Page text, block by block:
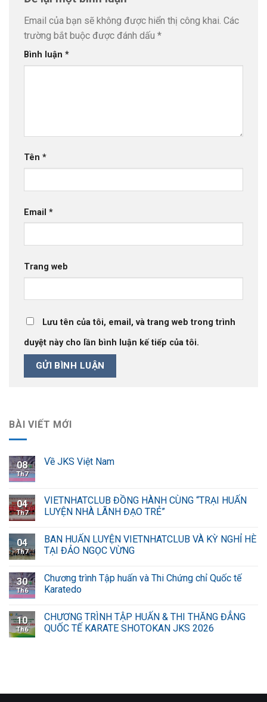
BÀI VIẾT MỚI
08
Th7
Về JKS Việt Nam
04
Th7
VIETNHATCLUB ĐỒNG HÀNH CÙNG “TRẠI HUẤN
LUYỆN NHÀ LÃNH ĐẠO TRẺ”
04
Th7
BAN HUẤN LUYỆN VIETNHATCLUB VÀ KỲ NGHỈ HÈ
TẠI ĐẢO NGỌC VỪNG
30
Th6
Chương trình Tập huấn và Thi Chứng chỉ Quốc tế
Karatedo
10
Th6
CHƯƠNG TRÌNH TẬP HUẤN & THI THĂNG ĐẲNG
QUỐC TẾ KARATE SHOTOKAN JKS 2026
Email của bạn sẽ không được hiển thị công khai. Các
trường bắt buộc được đánh dấu *
Bình luận *
Tên *
Email *
Trang web
Lưu tên của tôi, email, và trang web trong trình
duyệt này cho lần bình luận kế tiếp của tôi.